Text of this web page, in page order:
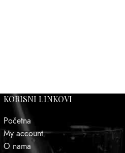
KORISNI LINKOVI
Početna
My account
O nama